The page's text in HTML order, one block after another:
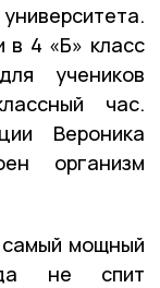
в 4 «Б» класс
учеников
час.
Вероника
организм
мощный
не спит